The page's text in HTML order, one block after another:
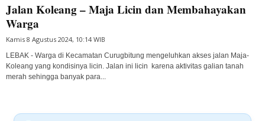
Jalan Koleang – Maja Licin dan Membahayakan
Warga
Kamis 8 Agustus 2024, 10:14 WIB
LEBAK - Warga di Kecamatan Curugbitung mengeluhkan akses jalan Maja-
Koleang yang kondisinya licin. Jalan ini licin karena aktivitas galian tanah
merah sehingga banyak para...